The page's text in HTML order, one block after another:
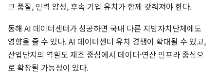
크 품질, 인력 양성, 후속 기업 유치가 함께 갖춰져야 한다.
동해 AI 데이터센터가 성공하면 국내 다른 지방자치단체에도
영향을 줄 수 있다. AI 데이터센터 유치 경쟁이 확대될 수 있고,
산업단지의 역할도 제조 중심에서 데이터·연산 인프라 중심으
로 확장될 가능성이 있다.